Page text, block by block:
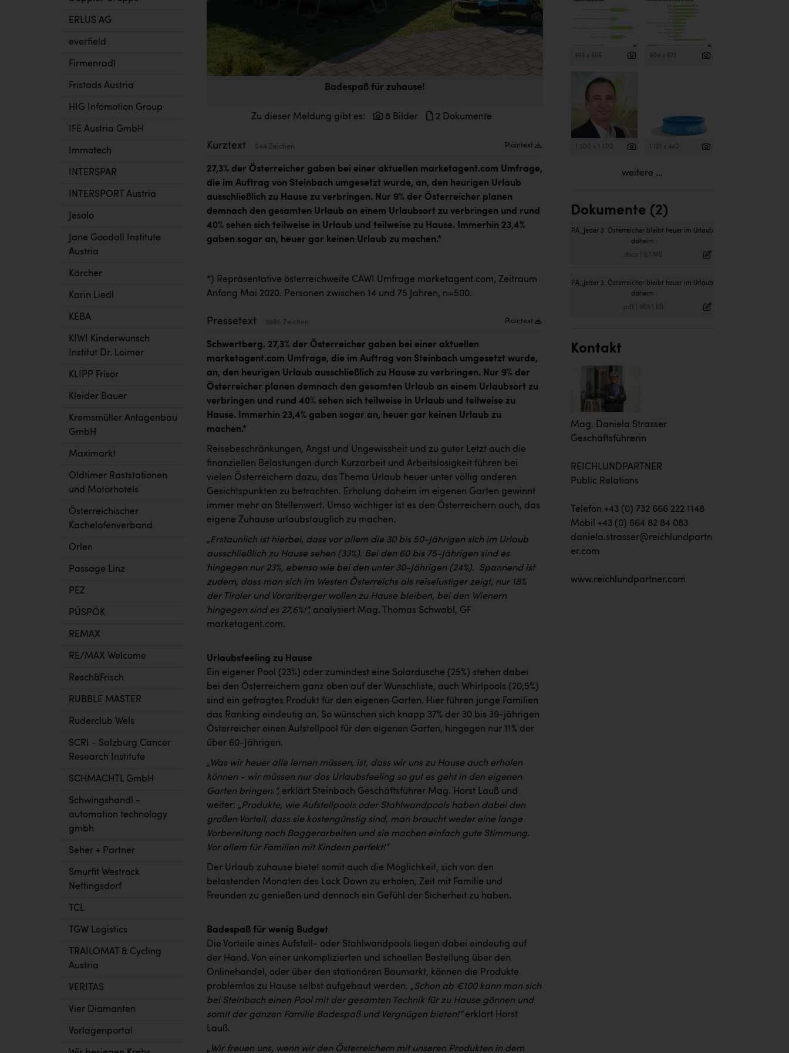
ERLUS AG
everfield
Firmenradl
Fristads Austria
HIG Infomotion Group
IFE Austria GmbH
Immotech
INTERSPAR
INTERSPORT Austria
Jesolo
Jane Goodall Institute
Austria
Kärcher
Karin Liedl
KEBA
KIWI Kinderwunsch
Institut Dr. Loimer
KLIPP Frisör
Kleider Bauer
Kremsmüller Anlagenbau
GmbH
Maximarkt
Oldtimer Raststationen
und Motorhotels
Österreichischer
Kachelofenverband
Orlen
Passage Linz
PEZ
PÜSPÖK
REMAX
RE/MAX Welcome
Resch&Frisch
RUBBLE MASTER
Ruderclub Wels
SCRI - Salzburg Cancer
Research Institute
SCHMACHTL GmbH
Schwingshandl -
automation technology
gmbh
Seher + Partner
Smurfit Westrock
Nettingsdorf
TCL
TGW Logistics
TRAILOMAT & Cycling
Austria
VERITAS
Vier Diamanten
Vorlagenportal
Badespaß für zuhause!
Zu dieser Meldung gibt es: 8 Bilder 2 Dokumente
Kurztext 544 Zeichen Plaintext
27,3% der Österreicher gaben bei einer aktuellen marketagent.com Umfrage,
die im Auftrag von Steinbach umgesetzt wurde, an, den heurigen Urlaub
ausschließlich zu Hause zu verbringen. Nur 9% der Österreicher planen
demnach den gesamten Urlaub an einem Urlaubsort zu verbringen und rund
40% sehen sich teilweise in Urlaub und teilweise zu Hause. Immerhin 23,4%
gaben sogar an, heuer gar keinen Urlaub zu machen.*
*) Repräsentative österreichweite CAWI Umfrage marketagent.com, Zeitraum
Anfang Mai 2020. Personen zwischen 14 und 75 Jahren, n=500.
Pressetext 3985 Zeichen Plaintext
Schwertberg. 27,3% der Österreicher gaben bei einer aktuellen
marketagent.com Umfrage, die im Auftrag von Steinbach umgesetzt wurde,
an, den heurigen Urlaub ausschließlich zu Hause zu verbringen. Nur 9% der
Österreicher planen demnach den gesamten Urlaub an einem Urlaubsort zu
verbringen und rund 40% sehen sich teilweise in Urlaub und teilweise zu
Hause. Immerhin 23,4% gaben sogar an, heuer gar keinen Urlaub zu
machen.*
Reisebeschränkungen, Angst und Ungewissheit und zu guter Letzt auch die
finanziellen Belastungen durch Kurzarbeit und Arbeitslosigkeit führen bei
vielen Österreichern dazu, das Thema Urlaub heuer unter völlig anderen
Gesichtspunkten zu betrachten. Erholung daheim im eigenen Garten gewinnt
immer mehr an Stellenwert. Umso wichtiger ist es den Österreichern auch, das
eigene Zuhause urlaubstauglich zu machen.
„Erstaunlich ist hierbei, dass vor allem die 30 bis 50-Jährigen sich im Urlaub
ausschließlich zu Hause sehen (33%). Bei den 60 bis 75-Jährigen sind es
hingegen nur 23%, ebenso wie bei den unter 30-Jährigen (24%). Spannend ist
zudem, dass man sich im Westen Österreichs als reiselustiger zeigt, nur 18%
der Tiroler und Vorarlberger wollen zu Hause bleiben, bei den Wienern
hingegen sind es 27,6%!“, analysiert Mag. Thomas Schwabl, GF
marketagent.com.
Urlaubsfeeling zu Hause
Ein eigener Pool (23%) oder zumindest eine Solardusche (25%) stehen dabei
bei den Österreichern ganz oben auf der Wunschliste, auch Whirlpools (20,5%)
sind ein gefragtes Produkt für den eigenen Garten. Hier führen junge Familien
das Ranking eindeutig an. So wünschen sich knapp 37% der 30 bis 39-jährigen
Österreicher einen Aufstellpool für den eigenen Garten, hingegen nur 11% der
über 60-Jährigen.
„Was wir heuer alle lernen müssen, ist, dass wir uns zu Hause auch erholen
können - wir müssen nur das Urlaubsfeeling so gut es geht in den eigenen
Garten bringen. “, erklärt Steinbach Geschäftsführer Mag. Horst Lauß und
weiter: „Produkte, wie Aufstellpools oder Stahlwandpools haben dabei den
großen Vorteil, dass sie kostengünstig sind, man braucht weder eine lange
Vorbereitung noch Baggerarbeiten und sie machen einfach gute Stimmung.
Vor allem für Familien mit Kindern perfekt!“
Der Urlaub zuhause bietet somit auch die Möglichkeit, sich von den
belastenden Monaten des Lock Down zu erholen, Zeit mit Familie und
Freunden zu genießen und dennoch ein Gefühl der Sicherheit zu haben.
Badespaß für wenig Budget
Die Vorteile eines Aufstell- oder Stahlwandpools liegen dabei eindeutig auf
der Hand. Von einer unkomplizierten und schnellen Bestellung über den
Onlinehandel, oder über den stationären Baumarkt, können die Produkte
problemlos zu Hause selbst aufgebaut werden. „Schon ab €100 kann man sich
bei Steinbach einen Pool mit der gesamten Technik für zu Hause gönnen und
somit der ganzen Familie Badespaß und Vergnügen bieten!“ erklärt Horst
Lauß.
„ Wir freuen uns, wenn wir den Österreichern mit unseren Produkten in dem
916 x 666 909 x 671
1 500 x 1 500 1 181 x 440
weitere ...
Dokumente (2)
PA_Jeder 3. Österreicher bleibt heuer im Urlaub
daheim
.docx| 9,1 MB
PA_Jeder 3. Österreicher bleibt heuer im Urlaub
daheim
.pdf 969,1 KB
Kontakt
Mag. Daniela Strasser
Geschäftsführerin
REICHLUNDPARTNER
Public Relations
Telefon +43 (0) 732 666 222 1148
Mobil +43 (0) 664 82 84 083
daniela.strasser@reichlundpartn
er.com
www.reichlundpartner.com